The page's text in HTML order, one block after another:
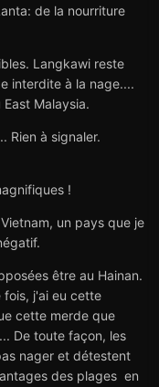
de la nourriture
Langkawi reste
interdite à la nage....
Malaysia.
Rien à signaler.
!
un pays que je
être au Hainan.
fois, j'ai eu cette
cette merde que
De toute façon, les
nager et détestent
des plages en